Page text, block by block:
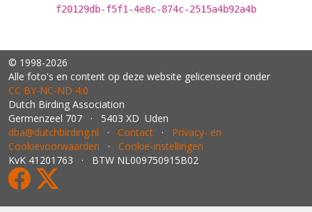
f20129db-f5f1-4e8c-874c-2515a4b92a4b
© 1998-2026
Alle foto's en content op deze website gelicenseerd onder
CC BY‑NC‑ND 4.0
Dutch Birding Association
Germenzeel 707 · 5403 XD Uden
dba@dutchbirding.nl · Contact · Privacy- en
Cookievoorwaarden · Cookie-instellingen
KvK 41201763 · BTW NL009750915B02